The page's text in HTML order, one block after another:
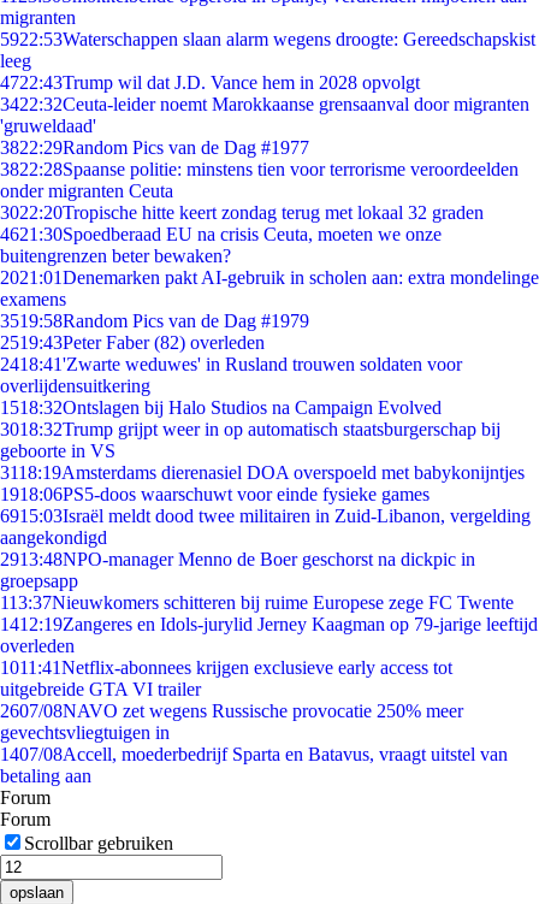
migranten
5922:53Waterschappen slaan alarm wegens droogte: Gereedschapskist
leeg
4722:43Trump wil dat J.D. Vance hem in 2028 opvolgt
3422:32Ceuta-leider noemt Marokkaanse grensaanval door migranten
'gruweldaad'
3822:29Random Pics van de Dag #1977
3822:28Spaanse politie: minstens tien voor terrorisme veroordeelden
onder migranten Ceuta
3022:20Tropische hitte keert zondag terug met lokaal 32 graden
4621:30Spoedberaad EU na crisis Ceuta, moeten we onze
buitengrenzen beter bewaken?
2021:01Denemarken pakt AI-gebruik in scholen aan: extra mondelinge
examens
3519:58Random Pics van de Dag #1979
2519:43Peter Faber (82) overleden
2418:41'Zwarte weduwes' in Rusland trouwen soldaten voor
overlijdensuitkering
1518:32Ontslagen bij Halo Studios na Campaign Evolved
3018:32Trump grijpt weer in op automatisch staatsburgerschap bij
geboorte in VS
3118:19Amsterdams dierenasiel DOA overspoeld met babykonijntjes
1918:06PS5-doos waarschuwt voor einde fysieke games
6915:03Israël meldt dood twee militairen in Zuid-Libanon, vergelding
aangekondigd
2913:48NPO-manager Menno de Boer geschorst na dickpic in
groepsapp
113:37Nieuwkomers schitteren bij ruime Europese zege FC Twente
1412:19Zangeres en Idols-jurylid Jerney Kaagman op 79-jarige leeftijd
overleden
1011:41Netflix-abonnees krijgen exclusieve early access tot
uitgebreide GTA VI trailer
2607/08NAVO zet wegens Russische provocatie 250% meer
gevechtsvliegtuigen in
1407/08Accell, moederbedrijf Sparta en Batavus, vraagt uitstel van
betaling aan
Forum
Forum
Scrollbar gebruiken
opslaan